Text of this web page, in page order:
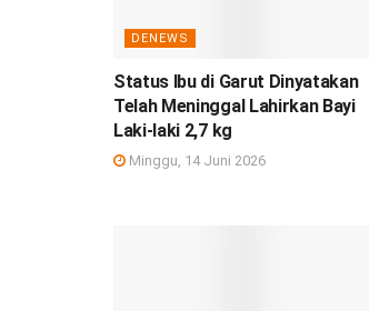
DENEWS
Status Ibu di Garut Dinyatakan
Telah Meninggal Lahirkan Bayi
Laki-laki 2,7 kg
Minggu, 14 Juni 2026